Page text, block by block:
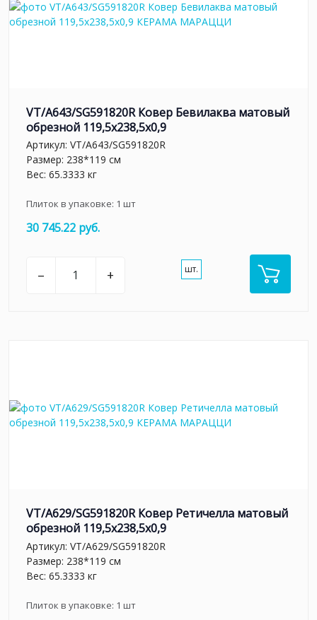
VT/A643/SG591820R Ковер Бевилаква матовый
обрезной 119,5x238,5x0,9
Артикул: VT/A643/SG591820R
Размер: 238*119 см
Вес: 65.3333 кг
Плиток в упаковке: 1 шт
30 745.22 руб.
– + шт.
VT/A629/SG591820R Ковер Ретичелла матовый
обрезной 119,5x238,5x0,9
Артикул: VT/A629/SG591820R
Размер: 238*119 см
Вес: 65.3333 кг
Плиток в упаковке: 1 шт